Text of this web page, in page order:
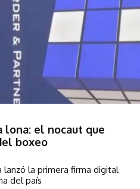
lona: el nocaut que
boxeo
lanzó la primera firma digital
del país